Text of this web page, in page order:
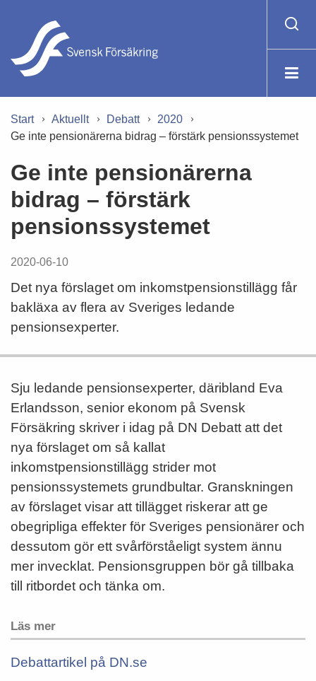
Start Aktuellt Debatt
2020
Ge inte pensionärerna bidrag – förstärk pensionssystemet
Ge inte pensionärerna
bidrag – förstärk
pensionssystemet
2020-06-10
Det nya förslaget om inkomstpensionstillägg får
bakläxa av flera av Sveriges ledande
pensionsexperter.
Sju ledande pensionsexperter, däribland Eva
Erlandsson, senior ekonom på Svensk
Försäkring skriver i idag på DN Debatt att det
nya förslaget om så kallat
inkomstpensionstillägg strider mot
pensionssystemets grundbultar. Granskningen
av förslaget visar att tillägget riskerar att ge
obegripliga effekter för Sveriges pensionärer och
dessutom gör ett svårförståeligt system ännu
mer invecklat. Pensionsgruppen bör gå tillbaka
till ritbordet och tänka om.
Läs mer
Debattartikel på DN.se